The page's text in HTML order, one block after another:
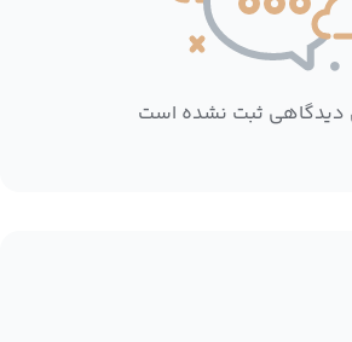
دیدگاهی ثبت نشده است